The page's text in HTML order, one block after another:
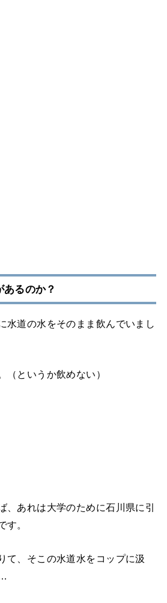
るのか？
水道の水をそのまま飲んでいまし
（というか飲めない）
、あれは大学のために石川県に引
す。
て、そこの水道水をコップに汲